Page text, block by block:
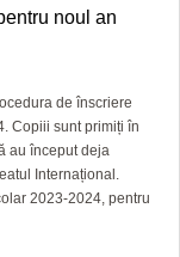
noul an
de înscriere
Copiii sunt primiți în
au început deja
Internațional.
2023-2024, pentru